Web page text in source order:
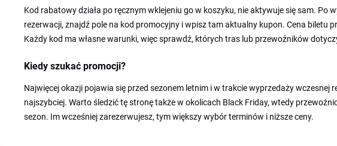
Kod rabatowy działa po ręcznym wklejeniu go w koszyku, nie aktywuje się sam. Po
rezerwacji, znajdź pole na kod promocyjny i wpisz tam aktualny kupon. Cena biletu
Każdy kod ma własne warunki, więc sprawdź, których tras lub przewoźników
Kiedy szukać promocji?
Najwięcej okazji pojawia się przed sezonem letnim i w trakcie wyprzedaży wczesnej
najszybciej. Warto śledzić tę stronę także w okolicach Black Friday, wtedy
sezon. Im wcześniej zarezerwujesz, tym większy wybór terminów i niższe ceny.